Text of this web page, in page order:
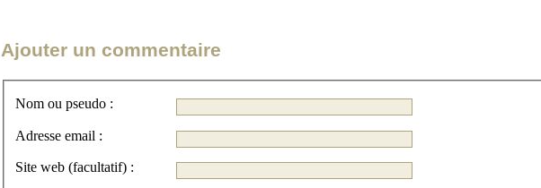
Ajouter un commentaire
Nom ou pseudo :
Adresse email :
Site web (facultatif) :